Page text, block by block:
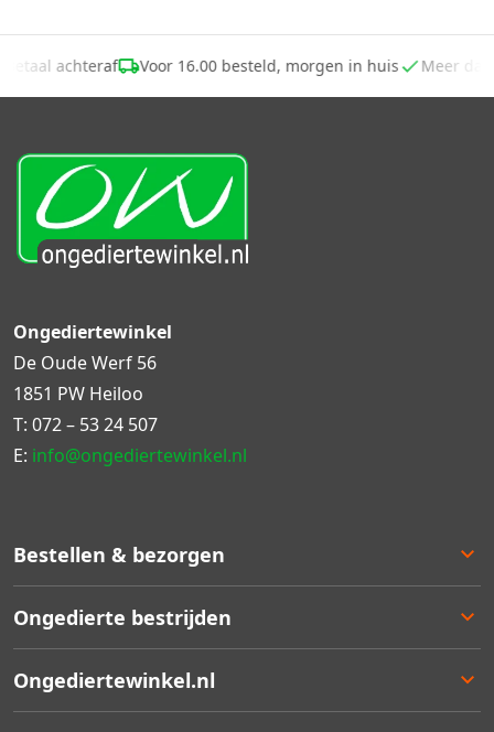
Betaal achteraf Voor 16.00 besteld, morgen in huis Meer
Bestellen & bezorgen
Bestellen
Bezorgen
Ongedierte bestrijden
Ongedierte keuzelulp
Ongediertewinkel.nl
Ongediertewinkel
De Oude Werf 56
1851 PW Heiloo
T: 072 – 53 24 507
E: info@ongediertewinkel.nl